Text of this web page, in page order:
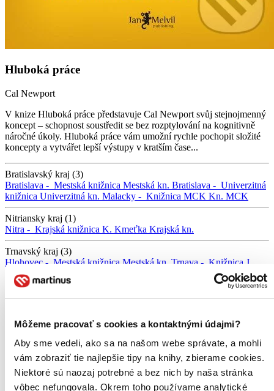
Môžeme pracovať s cookies a kontaktnými údajmi?
Aby sme vedeli, ako sa na našom webe správate, a mohli
vám zobraziť tie najlepšie tipy na knihy, zbierame cookies.
Niektoré sú naozaj potrebné a bez nich by naša stránka
vôbec nefungovala. Okrem toho používame analytické
Hluboká práce
Cal Newport
V knize Hluboká práce představuje Cal Newport svůj stejnojmenný
koncept – schopnost soustředit se bez rozptylování na kognitivně
náročné úkoly. Hluboká práce vám umožní rychle pochopit složité
koncepty a vytvářet lepší výstupy v kratším čase...
Bratislavský kraj (3)
Bratislava - Mestská knižnica Mestská kn. Bratislava - Univerzitná
knižnica Univerzitná kn. Malacky - Knižnica MCK Kn. MCK
Nitriansky kraj (1)
Nitra - Krajská knižnica K. Kmeťka Krajská kn.
Trnavský kraj (3)
Hlohovec - Mestská knižnica Mestská kn. Trnava - Knižnica J.
Fándlyho
Univerzitná knižnica TRUNI
Univerzitná kn. TRUNI
UNIZA Univerzitná kn. UNIZA
Banskobystrický kraj (0)
Košický kraj (0)